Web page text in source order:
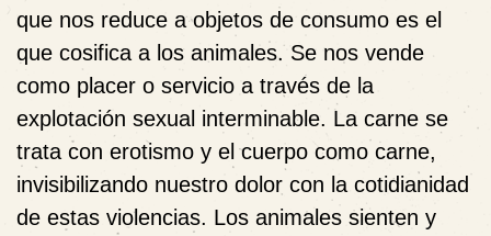
que nos reduce a objetos de consumo es el
que cosifica a los animales. Se nos vende
como placer o servicio a través de la
explotación sexual interminable. La carne se
trata con erotismo y el cuerpo como carne,
invisibilizando nuestro dolor con la cotidianidad
de estas violencias. Los animales sienten y